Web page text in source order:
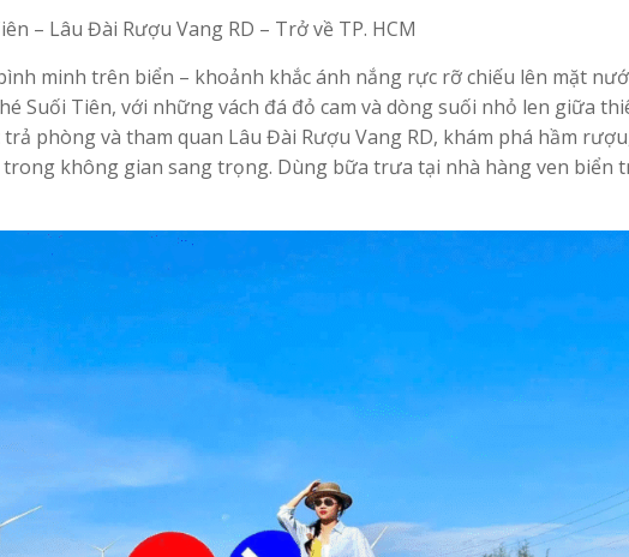
– Lâu Đài Rượu Vang RD – Trở về TP. HCM
minh trên biển – khoảnh khắc ánh nắng rực rỡ chiếu lên mặt
Suối Tiên, với những vách đá đỏ cam và dòng suối nhỏ len giữa
phòng và tham quan Lâu Đài Rượu Vang RD, khám phá hầm
không gian sang trọng. Dùng bữa trưa tại nhà hàng ven biển